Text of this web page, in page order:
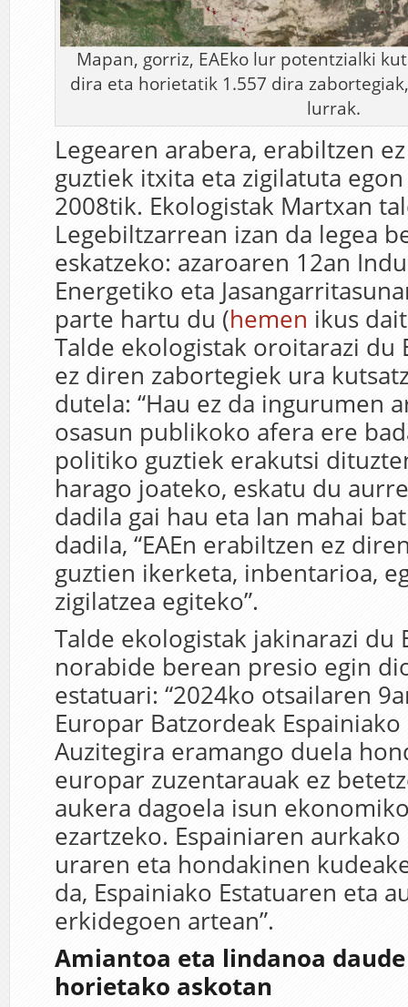
Mapan, gorriz, EAEko lur potentzialki
dira eta horietatik 1.557 dira
lurrak.
Legearen arabera, erabiltzen
guztiek itxita eta zigilatuta
2008tik. Ekologistak Martxan
Legebiltzarrean izan da legea
eskatzeko: azaroaren 12an
Energetiko eta
parte hartu du (hemen ikus
Talde ekologistak oroitarazi du
ez diren zabortegiek ura
dutela: “Hau ez da ingurumen
osasun publikoko afera ere
politiko guztiek erakutsi
harago joateko, eskatu du
dadila gai hau eta lan mahai
dadila, “EAEn erabiltzen ez
guztien ikerketa, inbentarioa,
zigilatzea egiteko”.
Talde ekologistak jakinarazi du
norabide berean presio egin
estatuari: “2024ko otsailaren
Europar Batzordeak Espainiako
Auzitegira eramango duela
europar zuzentarauak ez
aukera dagoela isun
ezartzeko. Espainiaren
uraren eta hondakinen
da, Espainiako Estatuaren eta
erkidegoen artean”.
Amiantoa eta lindanoa
horietako askotan